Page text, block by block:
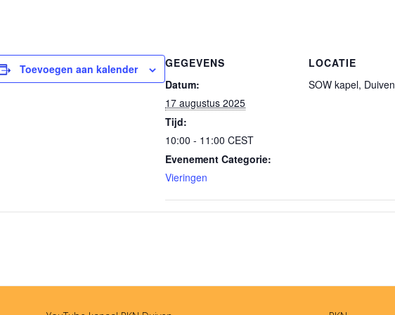
Toevoegen aan kalender
GEGEVENS
Datum:
17 augustus 2025
Tijd:
10:00 - 11:00 CEST
Evenement Categorie:
Vieringen
LOCATIE
SOW kapel, Duiven